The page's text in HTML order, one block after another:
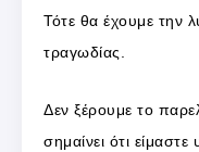
Τότε θα έχουμε την
τραγωδίας.
Δεν ξέρουμε το
σημαίνει ότι